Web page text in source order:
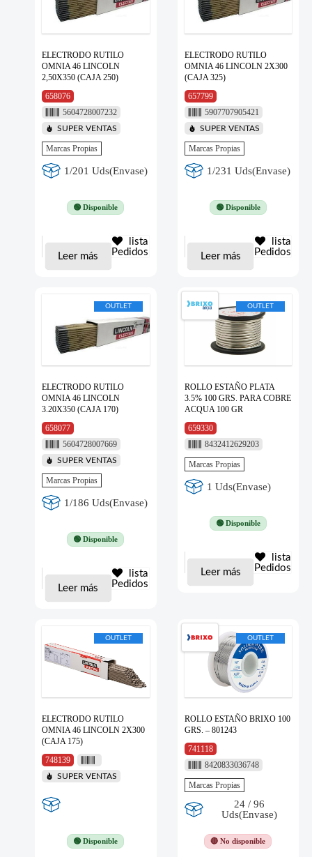
ELECTRODO RUTILO
OMNIA 46 LINCOLN
2,50X350 (CAJA 250)
658076
5604728007232
SUPER VENTAS
Marcas Propias
1/201 Uds(Envase)
🟢 Disponible
Leer más
lista
Pedidos
ELECTRODO RUTILO
OMNIA 46 LINCOLN 2X300
(CAJA 325)
657799
5907707905421
SUPER VENTAS
Marcas Propias
1/231 Uds(Envase)
🟢 Disponible
Leer más
lista
Pedidos
OUTLET
ELECTRODO RUTILO
OMNIA 46 LINCOLN
3.20X350 (CAJA 170)
658077
5604728007669
SUPER VENTAS
Marcas Propias
1/186 Uds(Envase)
🟢 Disponible
Leer más
lista
Pedidos
OUTLET
ROLLO ESTAÑO PLATA
3.5% 100 GRS. PARA COBRE
ACQUA 100 GR
659330
8432412629203
Marcas Propias
1 Uds(Envase)
🟢 Disponible
Leer más
lista
Pedidos
OUTLET
ELECTRODO RUTILO
OMNIA 46 LINCOLN 2X300
(CAJA 175)
748139
SUPER VENTAS
🟢 Disponible
OUTLET
ROLLO ESTAÑO BRIXO 100
GRS. – 801243
741118
8420833036748
Marcas Propias
24 / 96
Uds(Envase)
🔴 No disponible